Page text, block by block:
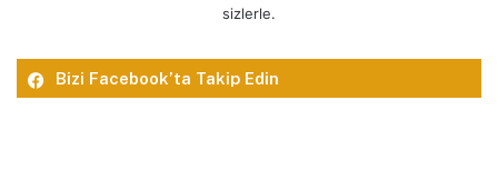
sizlerle.
Bizi Facebook’ta Takip Edin